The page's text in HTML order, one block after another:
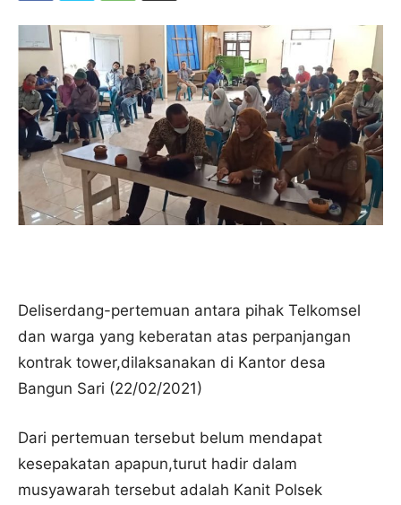
Deliserdang-pertemuan antara pihak Telkomsel
dan warga yang keberatan atas perpanjangan
kontrak tower,dilaksanakan di Kantor desa
Bangun Sari (22/02/2021)
Dari pertemuan tersebut belum mendapat
kesepakatan apapun,turut hadir dalam
musyawarah tersebut adalah Kanit Polsek